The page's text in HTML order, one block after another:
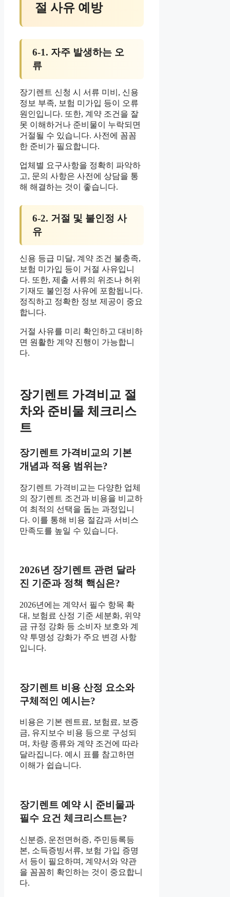
절 사유 예방
6-1. 자주 발생하는 오
류
장기렌트 신청 시 서류 미비, 신용
정보 부족, 보험 미가입 등이 오류
원인입니다. 또한, 계약 조건을 잘
못 이해하거나 준비물이 누락되면
거절될 수 있습니다. 사전에 꼼꼼
한 준비가 필요합니다.
업체별 요구사항을 정확히 파악하
고, 문의 사항은 사전에 상담을 통
해 해결하는 것이 좋습니다.
6-2. 거절 및 불인정 사
유
신용 등급 미달, 계약 조건 불충족,
보험 미가입 등이 거절 사유입니
다. 또한, 제출 서류의 위조나 허위
기재도 불인정 사유에 포함됩니다.
정직하고 정확한 정보 제공이 중요
합니다.
거절 사유를 미리 확인하고 대비하
면 원활한 계약 진행이 가능합니
다.
장기렌트 가격비교 절
차와 준비물 체크리스
트
장기렌트 가격비교의 기본
개념과 적용 범위는?
장기렌트 가격비교는 다양한 업체
의 장기렌트 조건과 비용을 비교하
여 최적의 선택을 돕는 과정입니
다. 이를 통해 비용 절감과 서비스
만족도를 높일 수 있습니다.
2026년 장기렌트 관련 달라
진 기준과 정책 핵심은?
2026년에는 계약서 필수 항목 확
대, 보험료 산정 기준 세분화, 위약
금 규정 강화 등 소비자 보호와 계
약 투명성 강화가 주요 변경 사항
입니다.
장기렌트 비용 산정 요소와
구체적인 예시는?
비용은 기본 렌트료, 보험료, 보증
금, 유지보수 비용 등으로 구성되
며, 차량 종류와 계약 조건에 따라
달라집니다. 예시 표를 참고하면
이해가 쉽습니다.
장기렌트 예약 시 준비물과
필수 요건 체크리스트는?
신분증, 운전면허증, 주민등록등
본, 소득증빙서류, 보험 가입 증명
서 등이 필요하며, 계약서와 약관
을 꼼꼼히 확인하는 것이 중요합니
다.